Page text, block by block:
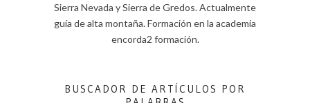
Sierra Nevada y Sierra de Gredos. Actualmente
guía de alta montaña. Formación en la academia
encorda2 formación.
BUSCADOR DE ARTÍCULOS POR